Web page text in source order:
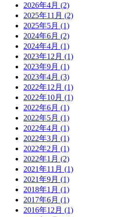
2026年4月 (2)
2025年11月 (2)
2025年5月 (1)
2024年6月 (2)
2024年4月 (1)
2023年12月 (1)
2023年9月 (1)
2023年4月 (3)
2022年12月 (1)
2022年10月 (1)
2022年6月 (1)
2022年5月 (1)
2022年4月 (1)
2022年3月 (1)
2022年2月 (1)
2022年1月 (2)
2021年11月 (1)
2021年9月 (1)
2018年1月 (1)
2017年6月 (1)
2016年12月 (1)